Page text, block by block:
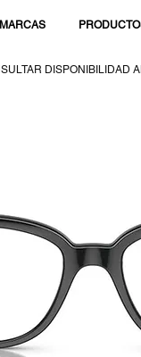
MARCAS